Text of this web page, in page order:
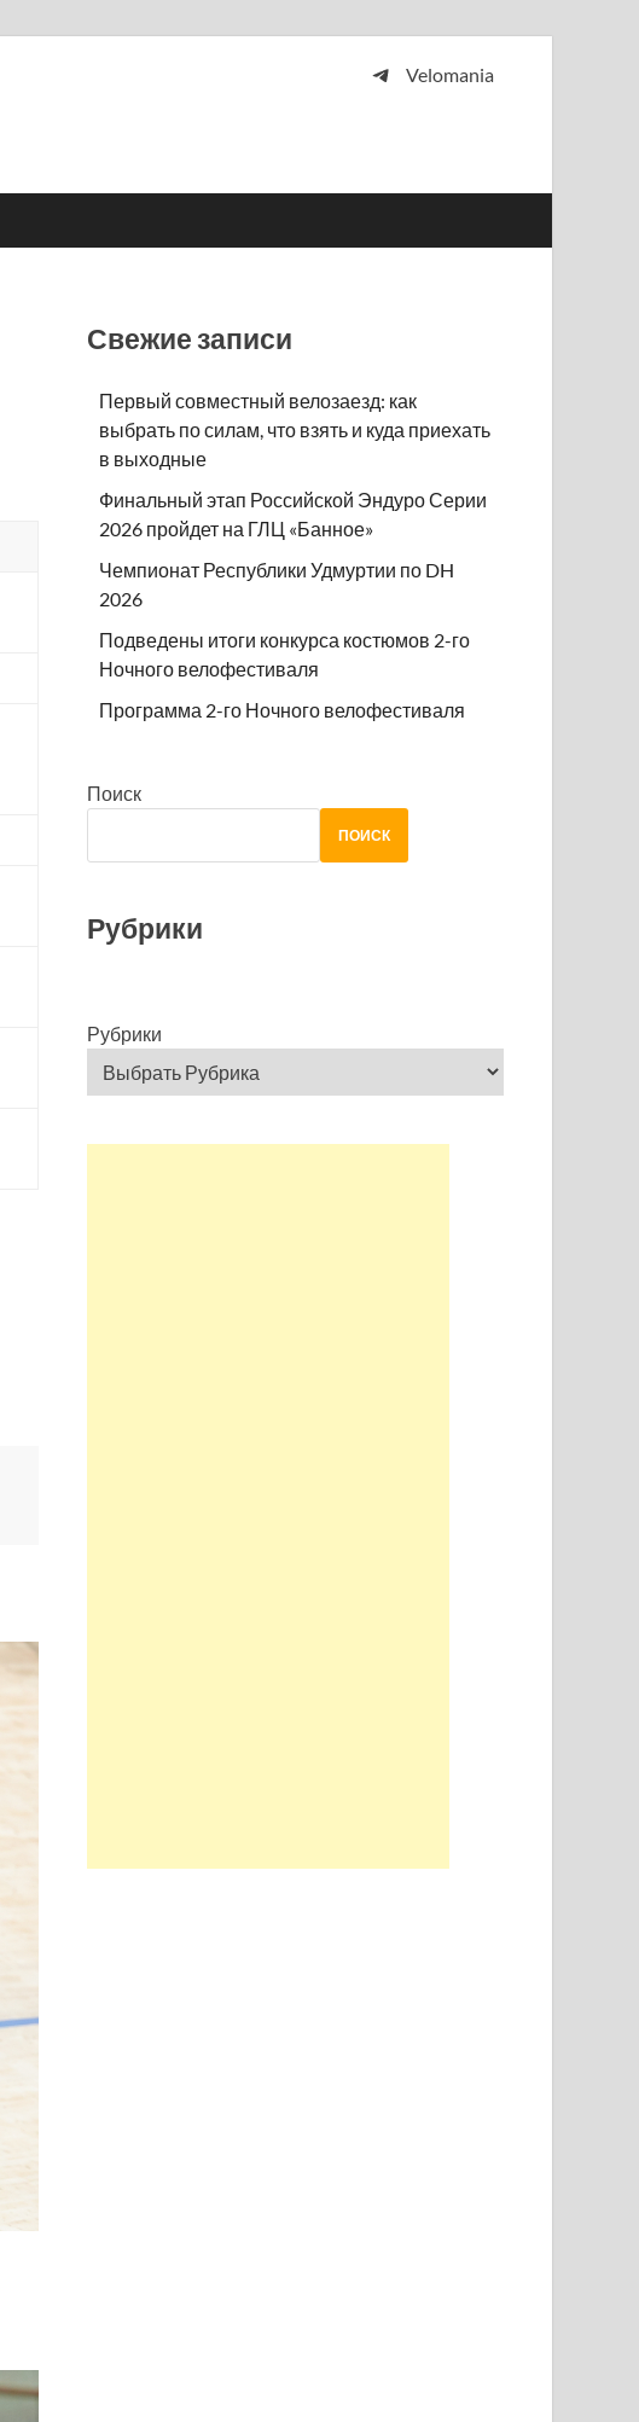
Velomania
Свежие записи
Первый совместный велозаезд: как
выбрать по силам, что взять и куда приехать
в выходные
Финальный этап Российской Эндуро Серии
2026 пройдет на ГЛЦ «Банное»
Чемпионат Республики Удмуртии по DH
2026
Подведены итоги конкурса костюмов 2-го
Ночного велофестиваля
Программа 2-го Ночного велофестиваля
Поиск
ПОИСК
Рубрики
Рубрики